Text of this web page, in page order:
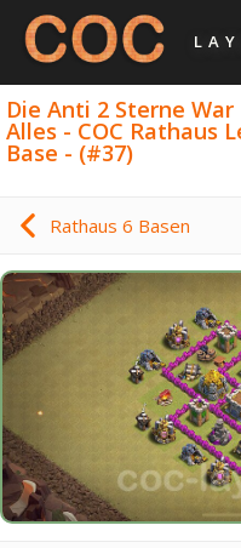
Die Anti 2 Sterne
Alles - COC Rathaus
Base - (#37)
Rathaus 6 Basen